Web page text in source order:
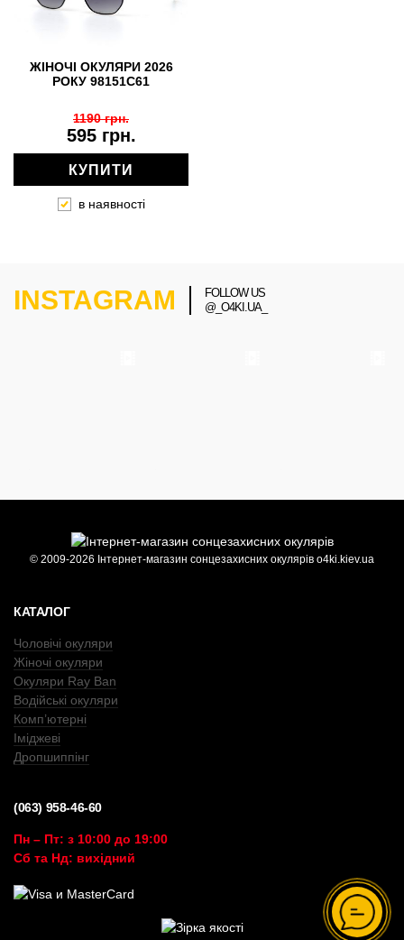
ЖІНОЧІ ОКУЛЯРИ 2026
РОКУ 98151C61
595 грн.
1190 грн.
КУПИТИ
в наявності
INSTAGRAM
FOLLOW US
@_O4KI.UA_
© 2009-2026 Інтернет-магазин сонцезахисних окулярів o4ki.kiev.ua
КАТАЛОГ
Чоловічі окуляри
Жіночі окуляри
Окуляри Ray Ban
Водійські окуляри
Комп’ютерні
Іміджеві
Дропшиппінг
(063) 958-46-60
Пн – Пт: з 10:00 до 19:00
Сб та Нд: вихідний